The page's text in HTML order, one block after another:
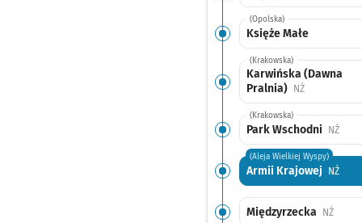
(Opolska)
Księże Małe
(Krakowska)
Karwińska (Dawna
Pralnia)
NŻPrzystanek
(Krakowska)
Park Wschodni NŻ
(Aleja Wielkiej Wyspy)
Armii Krajowej NŻ
Międzyrzecka NŻ